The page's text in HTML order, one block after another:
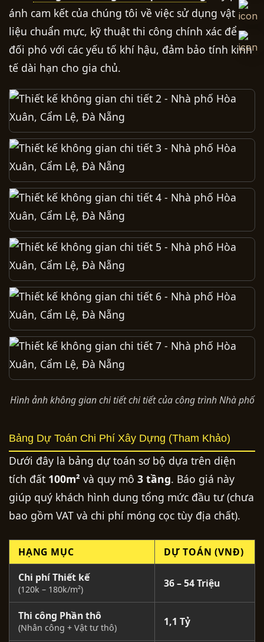
ánh cam kết của chúng tôi về việc sử dụng vật
liệu chuẩn mực, kỹ thuật thi công chính xác để
đối phó với các yếu tố khí hậu, đảm bảo tính kinh
tế dài hạn cho gia chủ.
Hình ảnh không gian chi tiết chi tiết của công trình Nhà phố
Bảng Dự Toán Chi Phí Xây Dựng (Tham Khảo)
Dưới đây là bảng dự toán sơ bộ dựa trên diện
tích đất 100m² và quy mô 3 tầng. Báo giá này
giúp quý khách hình dung tổng mức đầu tư (chưa
bao gồm VAT và chi phí móng cọc tùy địa chất).
HẠNG MỤC
DỰ TOÁN (VNĐ)
Chi phí Thiết kế
(120k – 180k/m²) 36 – 54 Triệu
Thi công Phần thô
(Nhân công + Vật tư thô) 1,1 Tỷ